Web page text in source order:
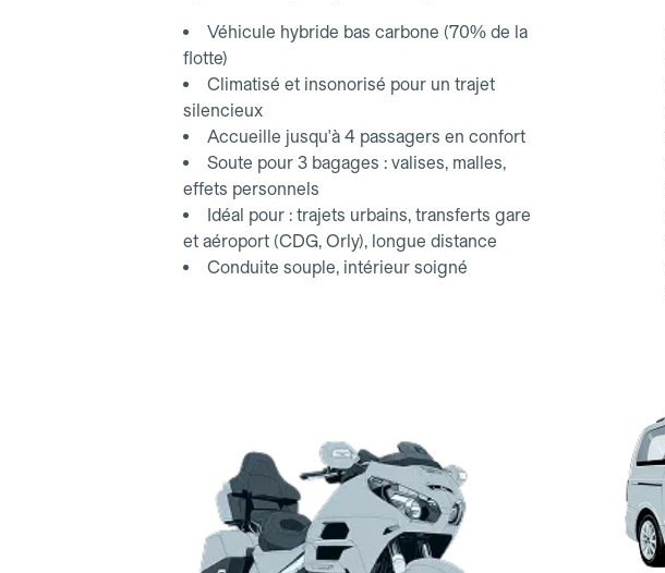
Véhicule hybride bas carbone (70% de la
flotte)
Climatisé et insonorisé pour un trajet
silencieux
Accueille jusqu'à 4 passagers en confort
Soute pour 3 bagages : valises, malles,
effets personnels
Idéal pour : trajets urbains, transferts gare
et aéroport (CDG, Orly), longue distance
Conduite souple, intérieur soigné